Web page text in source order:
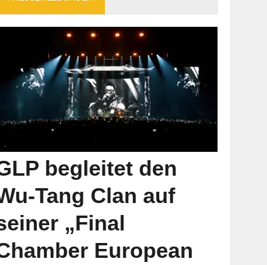
begleitet den
Tang Clan auf
„Final
European